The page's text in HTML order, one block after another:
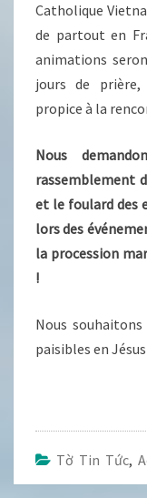
Catholique
de partout en
animations
jours de
propice à la
Nous
rassemblement
et le foulard des
lors des
la procession
!
Nous
paisibles en
Tờ Tin Tức,